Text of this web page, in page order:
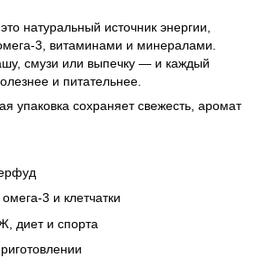
натуральный источник энергии,
3, витаминами и минералами.
смузи или выпечку — и каждый
и питательнее.
упаковка сохраняет свежесть, аромат
3 и клетчатки
диет и спорта